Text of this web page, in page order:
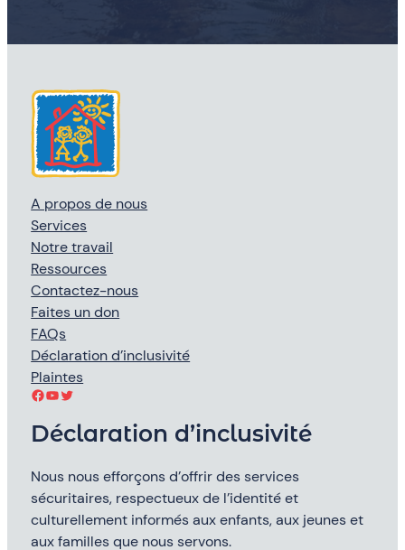
A propos de nous
Services
Notre travail
Ressources
Contactez-nous
Faites un don
FAQs
Déclaration d’inclusivité
Plaintes
Facebook YouTube Twitter
Déclaration d’inclusivité
Nous nous efforçons d’offrir des services
sécuritaires, respectueux de l’identité et
culturellement informés aux enfants, aux jeunes et
aux familles que nous servons.